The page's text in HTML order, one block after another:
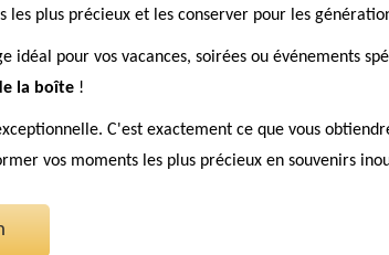
les plus précieux et les conserver pour les
idéal pour vos vacances, soirées ou événements
la boîte !
C'est exactement ce que vous
vos moments les plus précieux en souvenirs